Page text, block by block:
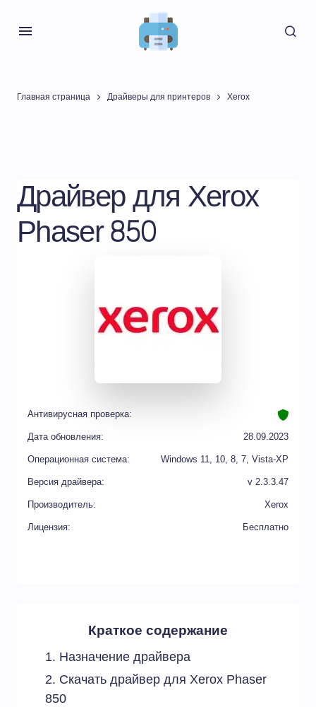
Главная страница Драйверы для принтеров Xerox
Драйвер для Xerox
Phaser 850
Антивирусная проверка:
Дата обновления: 28.09.2023
Операционная система: Windows 11, 10, 8, 7, Vista-XP
Версия драйвера: v 2.3.3.47
Производитель: Xerox
Лицензия: Бесплатно
Краткое содержание
Назначение драйвера
Скачать драйвер для Xerox Phaser
850